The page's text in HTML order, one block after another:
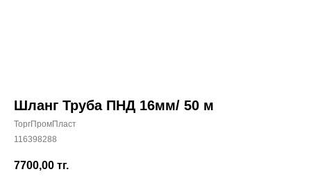
Шланг Труба ПНД 16мм/ 50 м
ТоргПромПласт
116398288
7700,00 тг.